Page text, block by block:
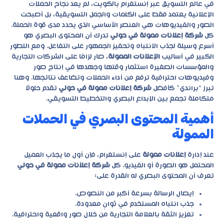
في عالم التسويق عبر إنستغرام بالكويت، لم يعد نجاح الحملات
الإعلانية يعتمد فقط على الكلمات والجمل التسويقية، بل أصبحت
الصور والفيديوهات هي العنصر الأساسي الذي يحدد مدى قوة الحملة.
كل شركة إعلانات ممولة في حولي تدرك أن المحتوى البصري هو
أسرع وسيلة لجذب الانتباه وتحفيز الجمهور على التفاعل. ومع التطور
الكبير في أساليب الإعلانات الممولة، صار لزامًا على الشركات التجارية
والمؤسسات الصغيرة استثمار وقتها وجهدها في إنتاج صور
وفيديوهات احترافية ترفع من أداء الحملات وتضاعف نتائجها. وهنا
تبرز “براندي” كأفضل شركة إعلانات ممولة في حولي تقدم حلولًا
متكاملة تجمع بين الإبداع البصري والتخطيط التسويقي.
أهمية المحتوى البصري في الحملات
الممولة
عند إدارة إعلانات ممولة على إنستغرام، فإن أول ما يجذب العميل
المحتمل هو الصورة أو الفيديو. كل شركة إعلانات ممولة في حولي
تعرف أن المحتوى البصري له القدرة على:
إيصال الرسالة بسرعة أكبر من النصوص.
جذب انتباه المستخدم في ثوانٍ معدودة.
تعزيز الثقة بالعلامة التجارية من خلال صور واقعية واحترافية.